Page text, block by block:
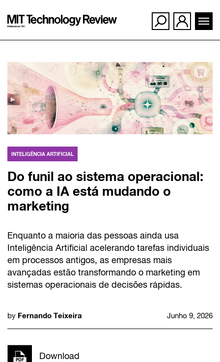
para
conteúdo
INTELIGÊNCIA ARTIFICIAL
Do funil ao sistema operacional:
como a IA está mudando o
marketing
Enquanto a maioria das pessoas ainda usa
Inteligência Artificial acelerando tarefas individuais
em processos antigos, as empresas mais
avançadas estão transformando o marketing em
sistemas operacionais de decisões rápidas.
by Fernando Teixeira Junho 9, 2026
Download